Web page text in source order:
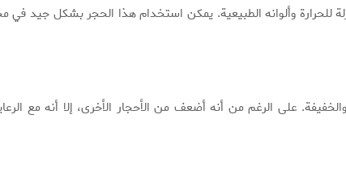
للحرارة وألوانه الطبيعية. يمكن استخدام هذا الحجر بشكل جيد
على الرغم من أنه أضعف من الأحجار الأخرى، إلا أنه مع